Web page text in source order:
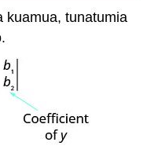
kuamua, tunatumia